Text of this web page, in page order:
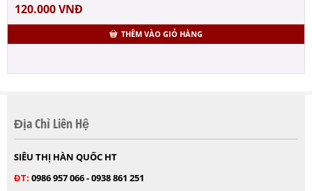
120.000VNĐ
THÊM VÀO GIỎ HÀNG
Địa Chỉ Liên Hệ
SIÊU THỊ HÀN QUỐC HT
ĐT: 0986 957 066 - 0938 861 251